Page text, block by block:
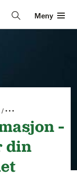
Meny
• • •
-
din